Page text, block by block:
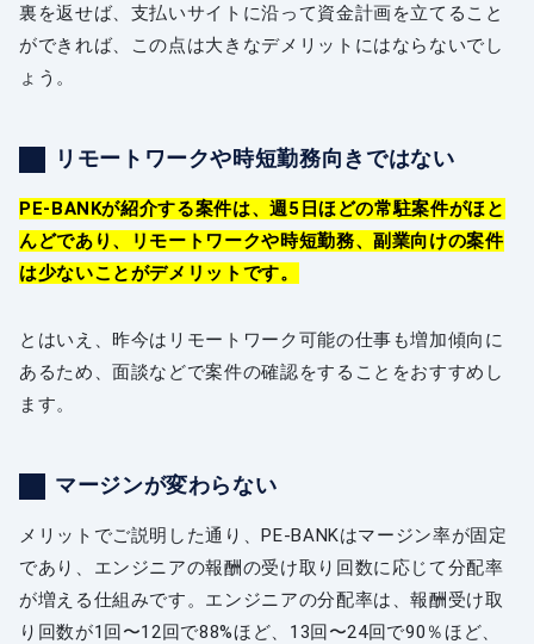
裏を返せば、支払いサイトに沿って資金計画を立てること
ができれば、この点は大きなデメリットにはならないでし
ょう。
リモートワークや時短勤務向きではない
PE-BANKが紹介する案件は、週5日ほどの常駐案件がほと
んどであり、リモートワークや時短勤務、副業向けの案件
は少ないことがデメリットです。
とはいえ、昨今はリモートワーク可能の仕事も増加傾向に
あるため、面談などで案件の確認をすることをおすすめし
ます。
マージンが変わらない
メリットでご説明した通り、PE-BANKはマージン率が固定
であり、エンジニアの報酬の受け取り回数に応じて分配率
が増える仕組みです。エンジニアの分配率は、報酬受け取
り回数が1回〜12回で88%ほど、13回〜24回で90％ほど、